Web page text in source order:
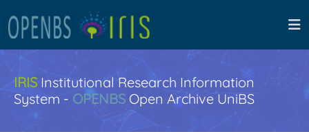
IRISInstitutional Research Information
System - OPENBS Open Archive UniBS